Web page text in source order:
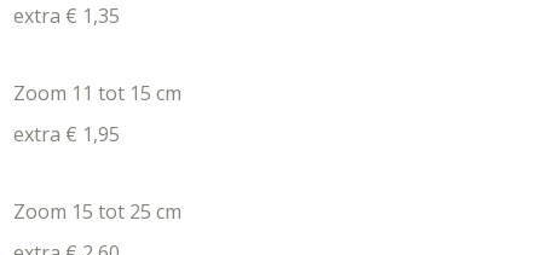
extra € 1,35
Zoom 11 tot 15 cm
extra € 1,95
Zoom 15 tot 25 cm